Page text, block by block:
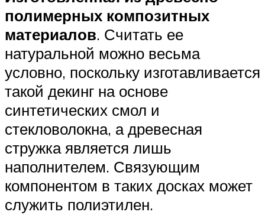
полимерных композитных
материалов. Считать ее
натуральной можно весьма
условно, поскольку изготавливается
такой декинг на основе
синтетических смол и
стекловолокна, а древесная
стружка является лишь
наполнителем. Связующим
компонентом в таких досках может
служить полиэтилен.